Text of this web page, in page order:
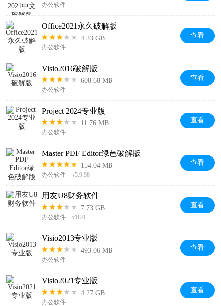
办公软件
Office2021永久破解版
4.33 GB
办公软件
查看
Visio2016破解版
608.68 MB
办公软件
查看
Project 2024专业版
11.76 MB
办公软件
查看
Master PDF Editor绿色破解版
154.04 MB
办公软件 v5.9.98
查看
用友U8财务软件
7.73 GB
办公软件 v18.0
查看
Visio2013专业版
493.06 MB
办公软件
查看
Visio2021专业版
4.27 GB
办公软件
查看